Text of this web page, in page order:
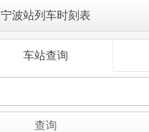
宁波站列车时刻表
车站查询